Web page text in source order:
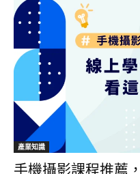
產業知識
手機攝影課程推薦